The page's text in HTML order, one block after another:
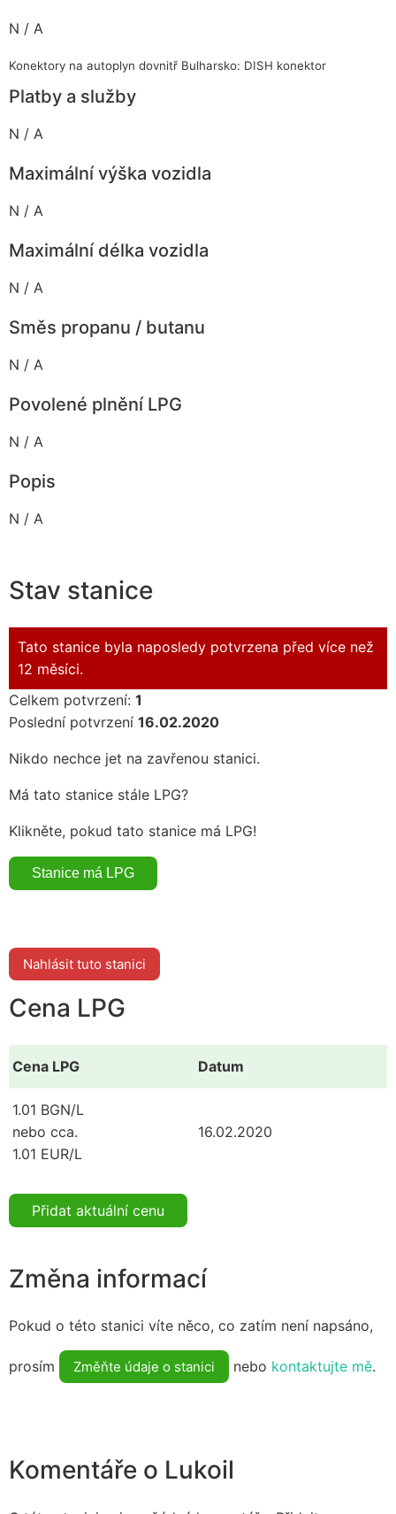
N / A
Konektory na autoplyn dovnitř Bulharsko: DISH konektor
Platby a služby
N / A
Maximální výška vozidla
N / A
Maximální délka vozidla
N / A
Směs propanu / butanu
N / A
Povolené plnění LPG
N / A
Popis
N / A
Stav stanice
Tato stanice byla naposledy potvrzena před více než
12 měsíci.
Celkem potvrzení: 1
Poslední potvrzení 16.02.2020
Nikdo nechce jet na zavřenou stanici.
Má tato stanice stále LPG?
Klikněte, pokud tato stanice má LPG!
Nahlásit tuto stanici
Cena LPG
Cena LPG Datum
1.01 BGN/L
nebo cca.
1.01 EUR/L
16.02.2020
Přidat aktuální cenu
Změna informací
Pokud o této stanici víte něco, co zatím není napsáno,
prosím Změňte údaje o stanici nebo kontaktujte mě.
Komentáře o Lukoil